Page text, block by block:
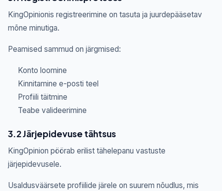
KingOpinionis registreerimine on tasuta ja juurdepääsetav
mõne minutiga.
Peamised sammud on järgmised:
Konto loomine
Kinnitamine e-posti teel
Profiili täitmine
Teabe valideerimine
3.2 Järjepidevuse tähtsus
KingOpinion pöörab erilist tähelepanu vastuste
järjepidevusele.
Usaldusväärsete profiilide järele on suurem nõudlus, mis